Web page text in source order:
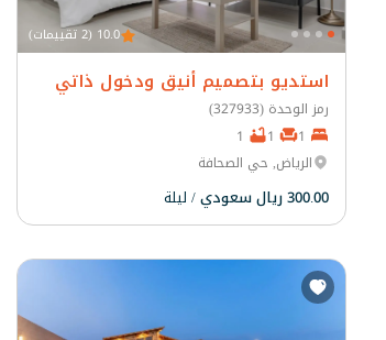
10.0 (2 تقييمات)
استديو بتصميم أنيق ودخول ذاتي
رمز الوحدة (327933)
الرياض, حي الصحافة
300.00 ريال سعودي / ليلة